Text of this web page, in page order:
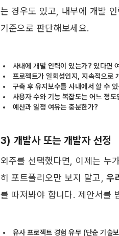
는 경우도 있고, 내부에 개발
기준으로 판단해보세요.
사내에 개발 인력이 있는가? 있다면
프로젝트가 일회성인지, 지속적으로
구축 후 유지보수를 사내에서 할 수
사용자 수와 기능 복잡도는 어느 정도
예산과 일정 여유는 충분한가?
3) 개발사 또는 개발자 선정
외주를 선택했다면, 이제는 누
히 포트폴리오만 보지 말고, 우
를 따져봐야 합니다. 제안서를
유사 프로젝트 경험 유무 (단순 기술